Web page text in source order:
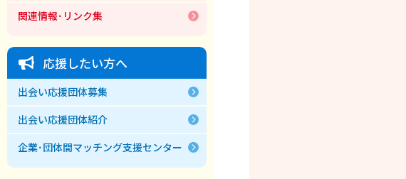
関連情報･リンク集
応援したい方へ
出会い応援団体募集
出会い応援団体紹介
企業･団体間マッチング支援センター